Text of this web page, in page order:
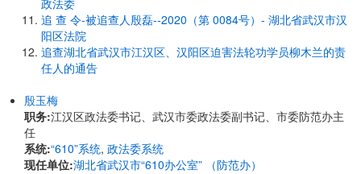
政法委
追 查 令-被追查人殷磊--2020（第 0084号）- 湖北省武汉市汉
阳区法院
追查湖北省武汉市江汉区、汉阳区迫害法轮功学员柳木兰的责
任人的通告
殷玉梅
职务:江汉区政法委书记、武汉市委政法委副书记、市委防范办主
任
系统:“610”系统, 政法委系统
现任单位:湖北省武汉市“610办公室” （防范办）